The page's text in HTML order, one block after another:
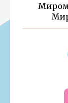
Миром